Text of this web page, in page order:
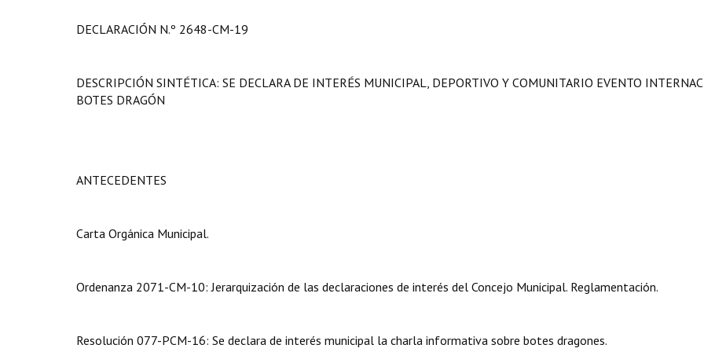
DECLARACIÓN N.º 2648-CM-19
DESCRIPCIÓN SINTÉTICA: SE DECLARA DE INTERÉS MUNICIPAL, DEPORTIVO Y COMUNITARIO EVENTO
BOTES DRAGÓN
ANTECEDENTES
Carta Orgánica Municipal.
Ordenanza 2071-CM-10: Jerarquización de las declaraciones de interés del Concejo Municipal. Reglamentación.
Resolución 077-PCM-16: Se declara de interés municipal la charla informativa sobre botes dragones.